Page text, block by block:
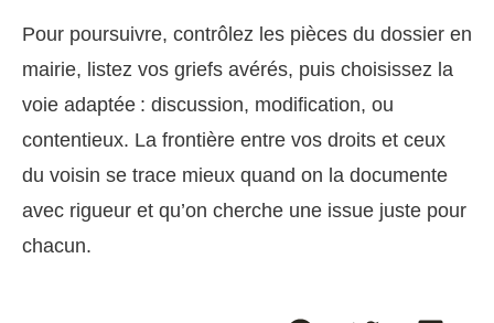
Pour poursuivre, contrôlez les pièces du dossier en
mairie, listez vos griefs avérés, puis choisissez la
voie adaptée : discussion, modification, ou
contentieux. La frontière entre vos droits et ceux
du voisin se trace mieux quand on la documente
avec rigueur et qu’on cherche une issue juste pour
chacun.